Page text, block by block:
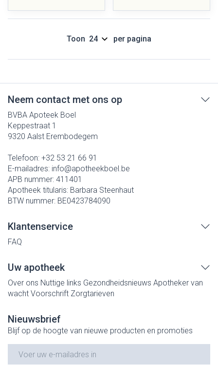
Toon per pagina
Neem contact met ons op
BVBA Apoteek Boel
Keppestraat 1
9320 Aalst Erembodegem
Telefoon: +32 53 21 66 91
E-mailadres: info@apotheekboel.be
APB nummer: 411401
Apotheek titularis: Barbara Steenhaut
BTW nummer: BE0423784090
Klantenservice
FAQ
Uw apotheek
Over ons Nuttige links Gezondheidsnieuws Apotheker van
wacht Voorschrift Zorgtarieven
Nieuwsbrief
Blijf op de hoogte van nieuwe producten en promoties